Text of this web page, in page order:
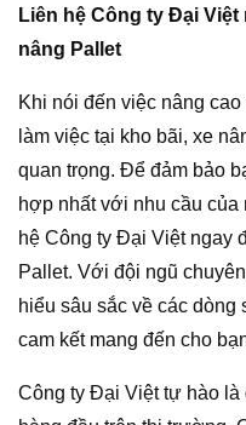
Liên hệ Công ty Đại
nâng Pallet
Khi nói đến việc nâng
làm việc tại kho bãi, xe
quan trọng. Để đảm bảo
hợp nhất với nhu cầu của
hệ Công ty Đại Việt ngay
Pallet. Với đội ngũ
hiểu sâu sắc về các dòng
cam kết mang đến cho
Công ty Đại Việt tự hào là